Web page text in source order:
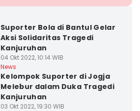
Suporter Bola di Bantul Gelar
Aksi Solidaritas Tragedi
Kanjuruhan
04 Okt 2022, 10:14 WIB
News
Kelompok Suporter di Jogja
Melebur dalam Duka Tragedi
Kanjuruhan
03 Okt 2022, 19:30 WIB